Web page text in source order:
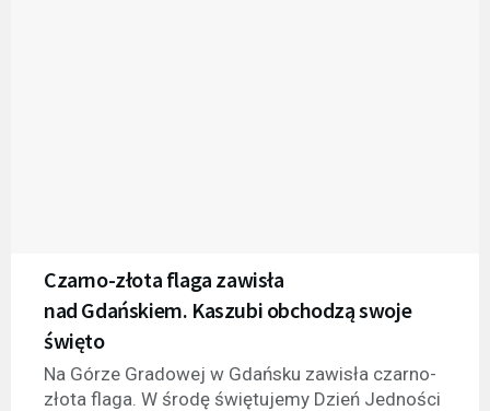
Czarno-złota flaga zawisła
nad Gdańskiem. Kaszubi obchodzą swoje
święto
Na Górze Gradowej w Gdańsku zawisła czarno-
złota flaga. W środę świętujemy Dzień Jedności